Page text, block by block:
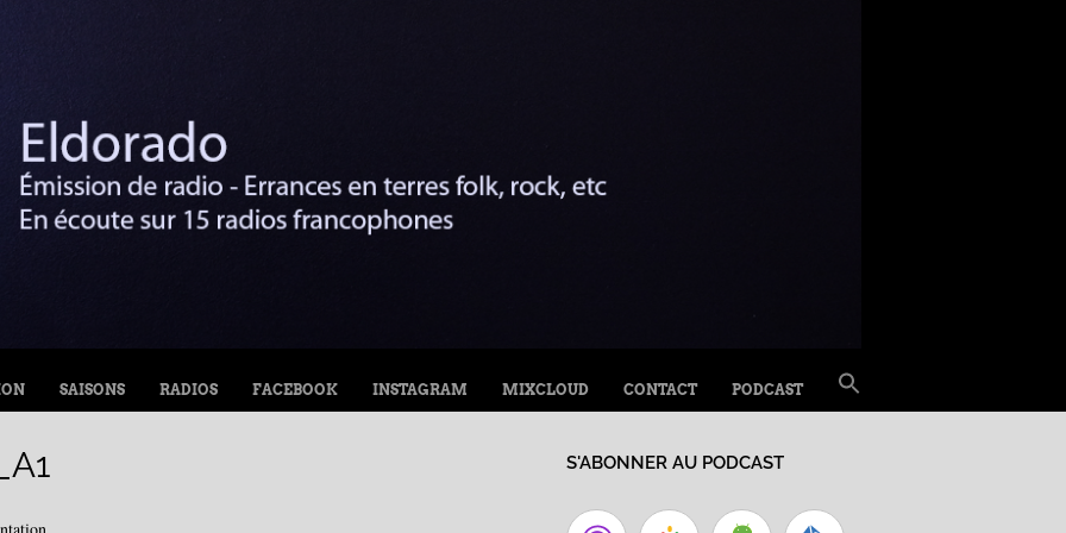
SAISONS RADIOS FACEBOOK INSTAGRAM MIXCLOUD CONTACT PODCAST
FOR:
Search Button
S'ABONNER AU PODCAST